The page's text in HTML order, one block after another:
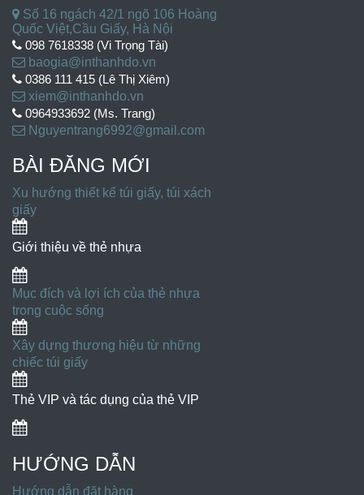
Số 16 ngách 42/1 ngõ 106 Hoàng
Quốc Việt,Cầu Giấy, Hà Nội
098 7618338 (Vi Trọng Tài)
baogia@inthanhdo.vn
0386 111 415 (Lê Thị Xiêm)
xiem@inthanhdo.vn
0964933692 (Ms. Trang)
Nguyentrang6992@gmail.com
BÀI ĐĂNG MỚI
Xu hướng thiết kế túi giấy, túi xách
giấy
Giới thiệu về thẻ nhựa
Mục đích và lợi ích của thẻ nhựa
trong cuộc sống
Xây dựng thương hiệu từ những
chiếc túi giấy
Thẻ VIP và tác dụng của thẻ VIP
HƯỚNG DẪN
Hướng dẫn đặt hàng